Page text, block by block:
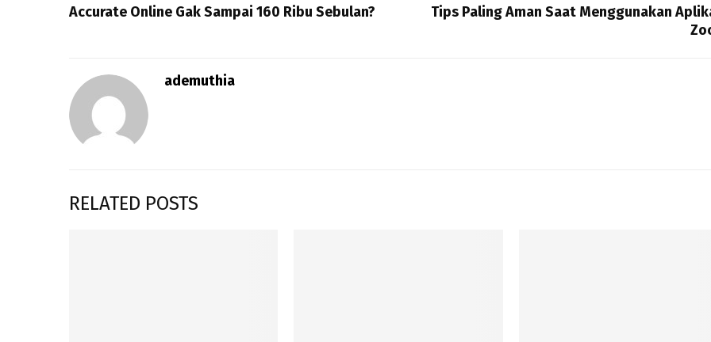
Accurate Online Gak Sampai 160 Ribu Sebulan?
Tips Paling Aman Saat Menggunakan
ademuthia
RELATED POSTS